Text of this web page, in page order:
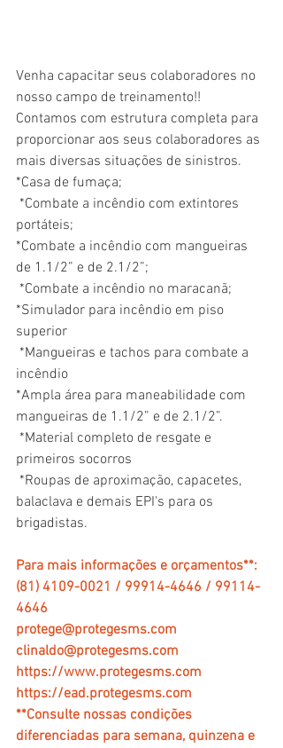
Venha capacitar seus colaboradores no
nosso campo de treinamento!!
Contamos com estrutura completa para
proporcionar aos seus colaboradores as
mais diversas situações de sinistros.
*Casa de fumaça;
portáteis;
*Combate a incêndio com mangueiras
de 1.1/2” e de 2.1/2”;
*Combate a incêndio no maracanã;
*Simulador para incêndio em piso
superior
incêndio
*Ampla área para maneabilidade com
mangueiras de 1.1/2” e de 2.1/2”.
primeiros socorros
balaclava e demais EPI's para os
brigadistas.
Para mais informações e orçamentos**:
(81) 4109-0021 / 99914-4646 / 99114-
4646
protege@protegesms.com
clinaldo@protegesms.com
https://www.protegesms.com
https://ead.protegesms.com
**Consulte nossas condições
diferenciadas para semana, quinzena e